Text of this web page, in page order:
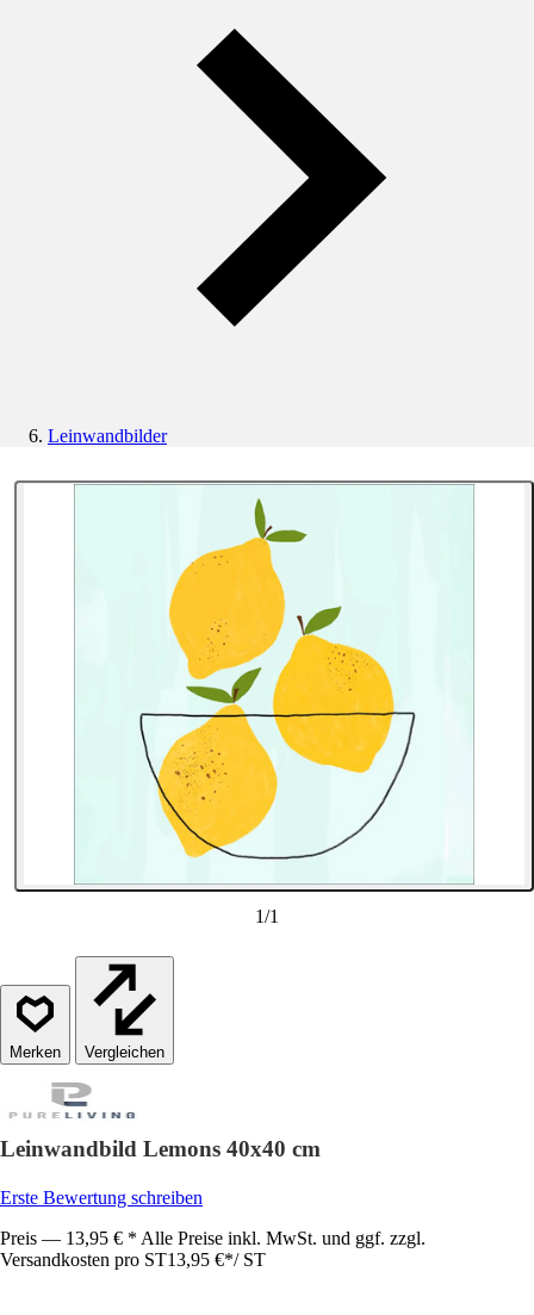
Leinwandbilder
1/1
Vergleichen
Leinwandbild Lemons 40x40 cm
Erste Bewertung schreiben
Preis — 13,95 € * Alle Preise inkl. MwSt. und ggf. zzgl.
Versandkosten pro ST13,95 €*/ ST